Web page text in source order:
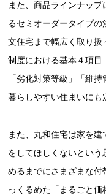
また、商品ラインナッ
るセミオーダータイプ
文住宅まで幅広く取り
制度における基本４項目
「劣化対策等級」「維
暮らしやすい住まいにも
また、丸和住宅は家を
をしてほしくないとい
めるまでにさまざまな付
っくるめた「まるごと